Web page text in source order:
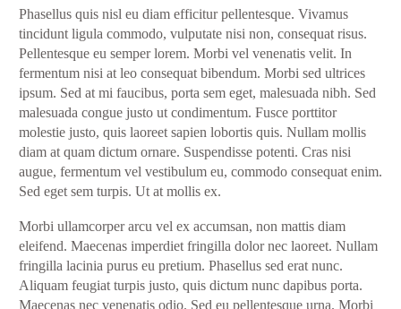
Phasellus quis nisl eu diam efficitur pellentesque. Vivamus
tincidunt ligula commodo, vulputate nisi non, consequat risus.
Pellentesque eu semper lorem. Morbi vel venenatis velit. In
fermentum nisi at leo consequat bibendum. Morbi sed ultrices
ipsum. Sed at mi faucibus, porta sem eget, malesuada nibh. Sed
malesuada congue justo ut condimentum. Fusce porttitor
molestie justo, quis laoreet sapien lobortis quis. Nullam mollis
diam at quam dictum ornare. Suspendisse potenti. Cras nisi
augue, fermentum vel vestibulum eu, commodo consequat enim.
Sed eget sem turpis. Ut at mollis ex.
Morbi ullamcorper arcu vel ex accumsan, non mattis diam
eleifend. Maecenas imperdiet fringilla dolor nec laoreet. Nullam
fringilla lacinia purus eu pretium. Phasellus sed erat nunc.
Aliquam feugiat turpis justo, quis dictum nunc dapibus porta.
Maecenas nec venenatis odio. Sed eu pellentesque urna. Morbi